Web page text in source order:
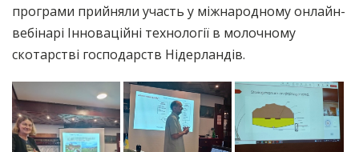
програми прийняли участь у міжнародному онлайн-
вебінарі Інноваційні технології в молочному
скотарстві господарств Нідерландів.